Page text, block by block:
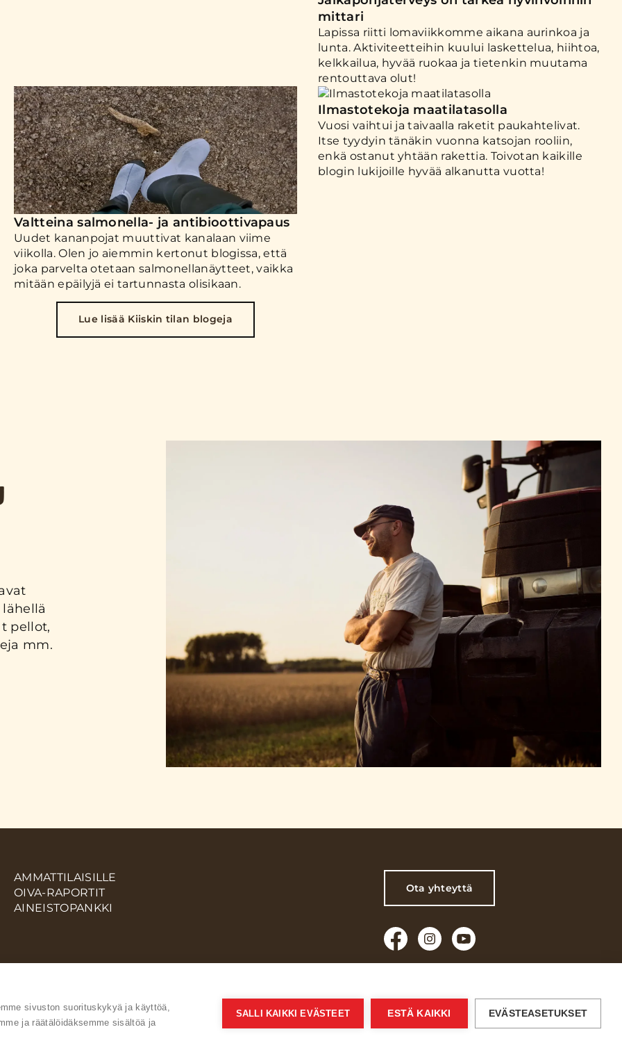
mittari
Lapissa riitti lomaviikkomme aikana aurinkoa ja
lunta. Aktiviteetteihin kuului laskettelua, hiihtoa,
kelkkailua, hyvää ruokaa ja tietenkin muutama
rentouttava olut!
Valtteina salmonella- ja antibioottivapaus
Uudet kananpojat muuttivat kanalaan viime
viikolla. Olen jo aiemmin kertonut blogissa, että
joka parvelta otetaan salmonellanäytteet, vaikka
mitään epäilyjä ei tartunnasta olisikaan.
Ilmastotekoja maatilatasolla
Vuosi vaihtui ja taivaalla raketit paukahtelivat.
Itse tyydyin tänäkin vuonna katsojan rooliin,
enkä ostanut yhtään rakettia. Toivotan kaikille
blogin lukijoille hyvää alkanutta vuotta!
Lue lisää Kiiskin tilan blogeja
pellot,
mm.
AMMATTILAISILLE
OIVA-RAPORTIT
AINEISTOPANKKI
Ota yhteyttä
Verkkoselailun tietosuojaseloste
sivuston suorituskykyä ja käyttöä,
ja räätälöidäksemme sisältöä ja
SALLI KAIKKI EVÄSTEET ESTÄ KAIKKI EVÄSTEASETUKSET